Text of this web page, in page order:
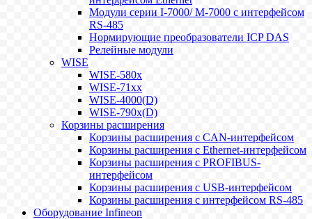
Модули серии I-7000/ M-7000 с интерфейсом
RS-485
Нормирующие преобразователи ICP DAS
Релейные модули
WISE
WISE-580x
WISE-71xx
WISE-4000(D)
WISE-790x(D)
Корзины расширения
Корзины расширения с CAN-интерфейсом
Корзины расширения с Ethernet-интерфейсом
Корзины расширения с PROFIBUS-
интерфейсом
Корзины расширения с USB-интерфейсом
Корзины расширения с интерфейсом RS-485
Оборудование Infineon